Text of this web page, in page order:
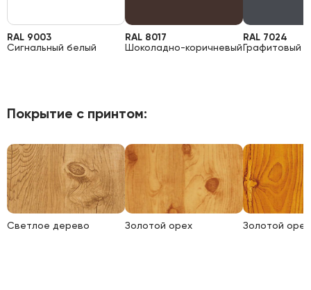
RAL 9003
Сигнальный белый
RAL 8017
Шоколадно-коричневый
RAL 7024
Графитовый
Покрытие с принтом:
Светлое дерево Золотой орех Золотой